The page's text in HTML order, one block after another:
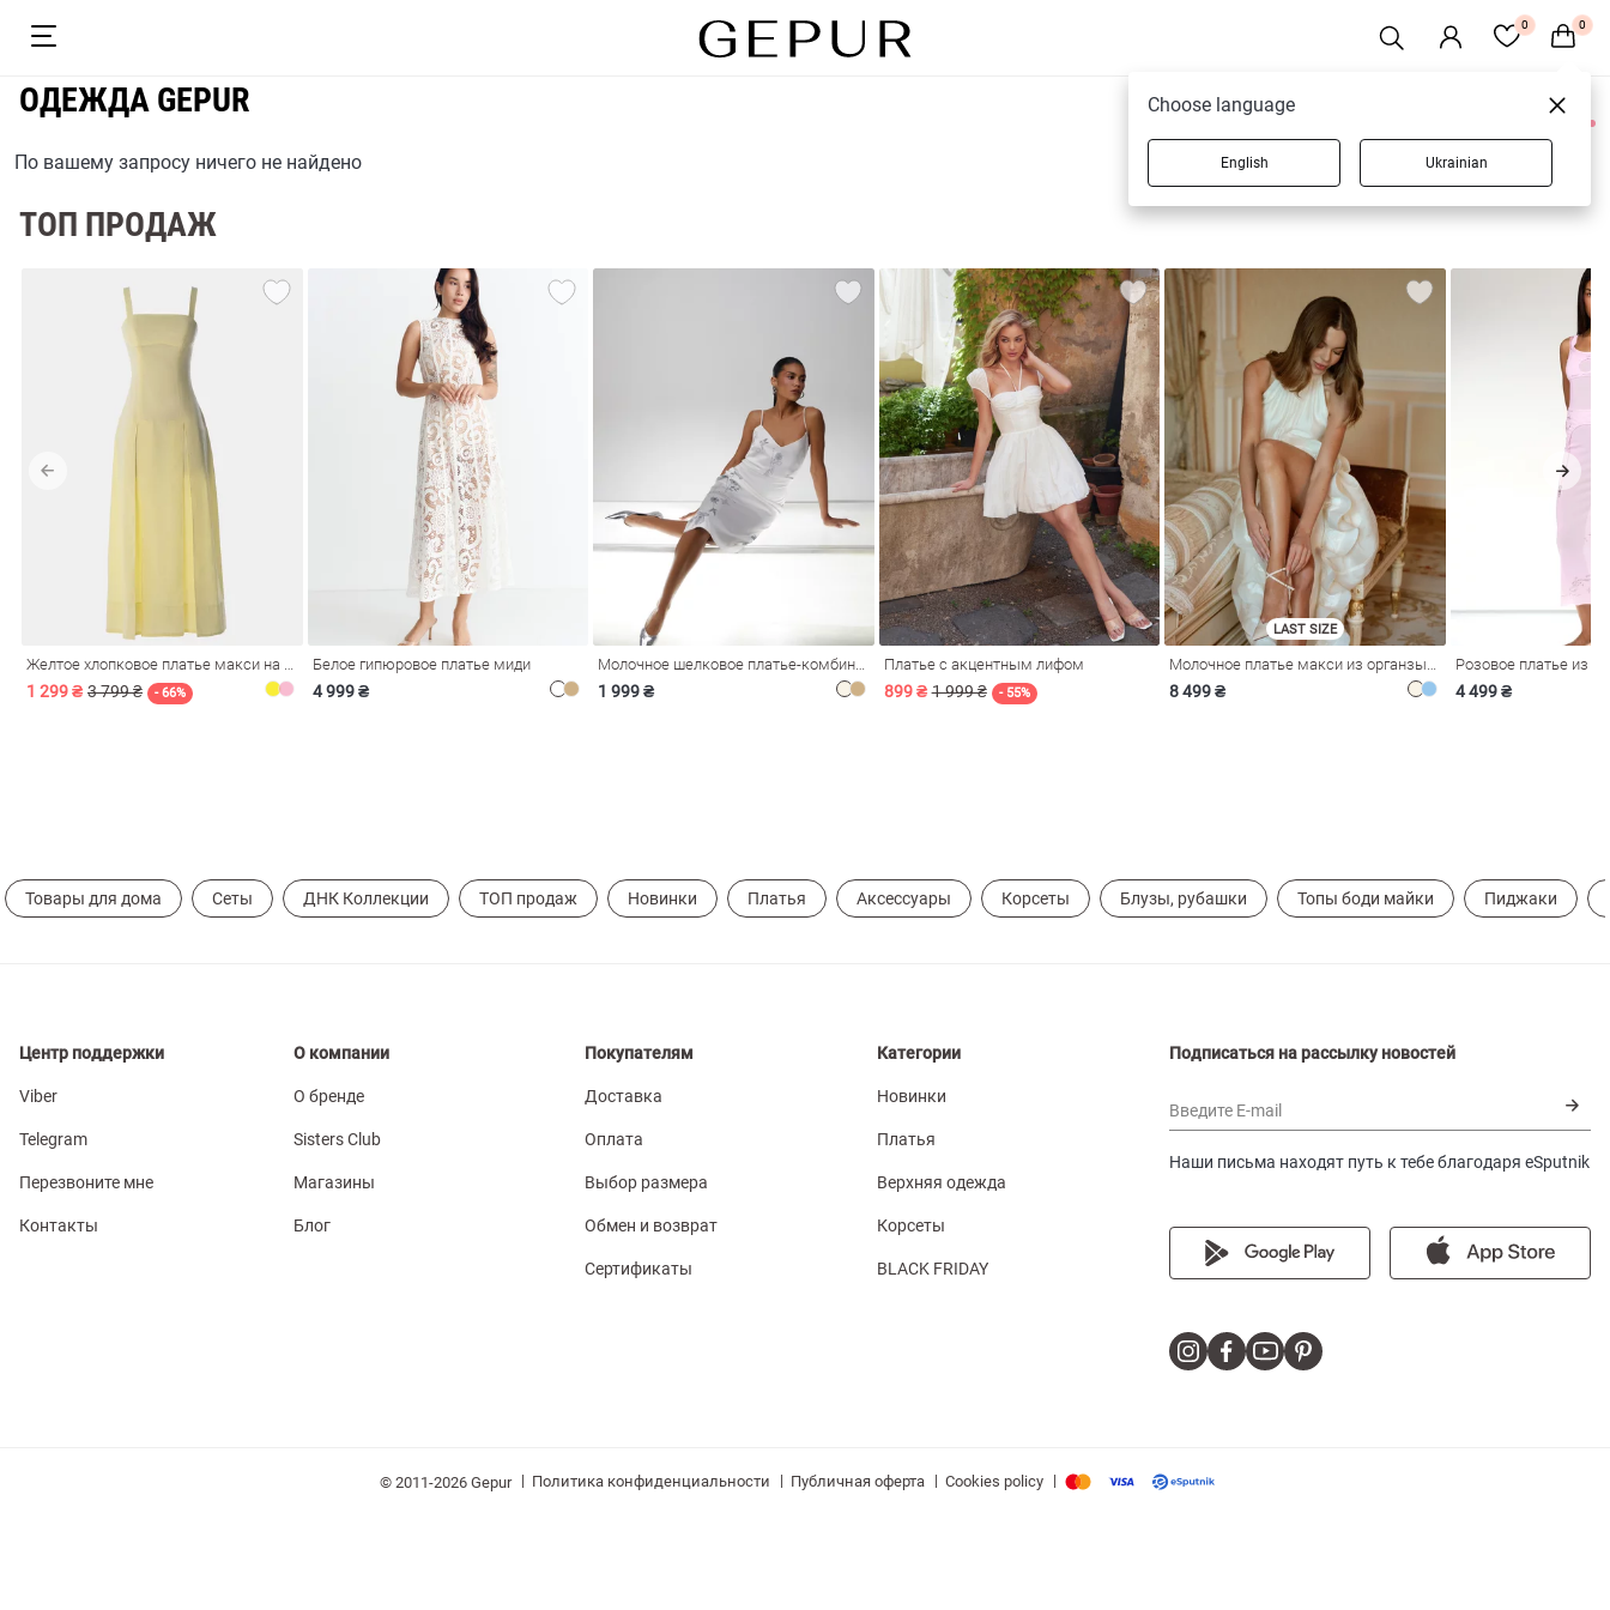
0 0
ОДЕЖДА GEPUR
0 товаров
По вашему запросу ничего не найдено
ТОП ПРОДАЖ
1 299 ₴ 3 799 ₴ - 66%
Белое гипюровое платье миди
4 999 ₴ 1 999 ₴
Платье с акцентным лифом
899 ₴ 1 999 ₴ - 55%
LAST SIZE
8 499 ₴ 4 499 ₴
Товары для дома Сеты ДНК Коллекции ТОП продаж Новинки Платья Аксессуары Корсеты Блузы, рубашки Топы боди майки Пиджаки
Центр поддержки
Viber
Telegram
Перезвоните мне
Контакты
О компании
О бренде
Sisters Club
Магазины
Блог
Покупателям
Доставка
Оплата
Выбор размера
Обмен и возврат
Сертификаты
Категории
Новинки
Платья
Верхняя одежда
Корсеты
BLACK FRIDAY
Подписаться на рассылку новостей
Введите E-mail
Наши письма находят путь к тебе благодаря eSputnik
© 2011-2026 Gepur | Политика конфиденциальности | Публичная оферта | Cookies policy |
Choose language
English Ukrainian